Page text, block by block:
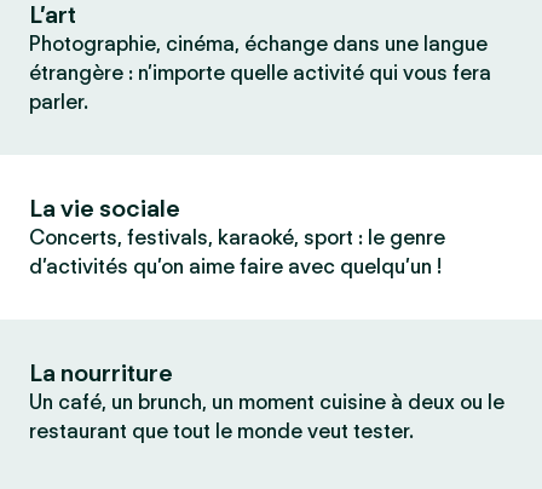
L’art
Photographie, cinéma, échange dans une langue
étrangère : n’importe quelle activité qui vous fera
parler.
La vie sociale
Concerts, festivals, karaoké, sport : le genre
d’activités qu’on aime faire avec quelqu’un !
La nourriture
Un café, un brunch, un moment cuisine à deux ou le
restaurant que tout le monde veut tester.